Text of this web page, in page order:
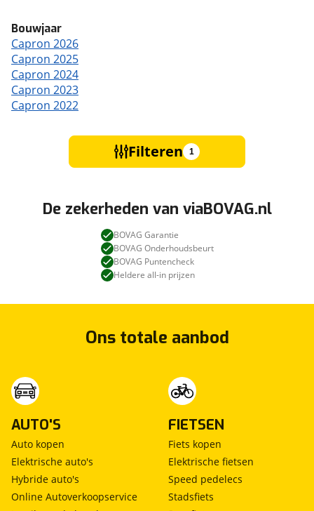
Bouwjaar
Capron 2026
Capron 2025
Capron 2024
Capron 2023
Capron 2022
Filteren 1
De zekerheden van viaBOVAG.nl
BOVAG Garantie
BOVAG Onderhoudsbeurt
BOVAG Puntencheck
Heldere all-in prijzen
Ons totale aanbod
AUTO'S
Auto kopen
Elektrische auto's
Hybride auto's
Online Autoverkoopservice
FIETSEN
Fiets kopen
Elektrische fietsen
Speed pedelecs
Stadsfiets